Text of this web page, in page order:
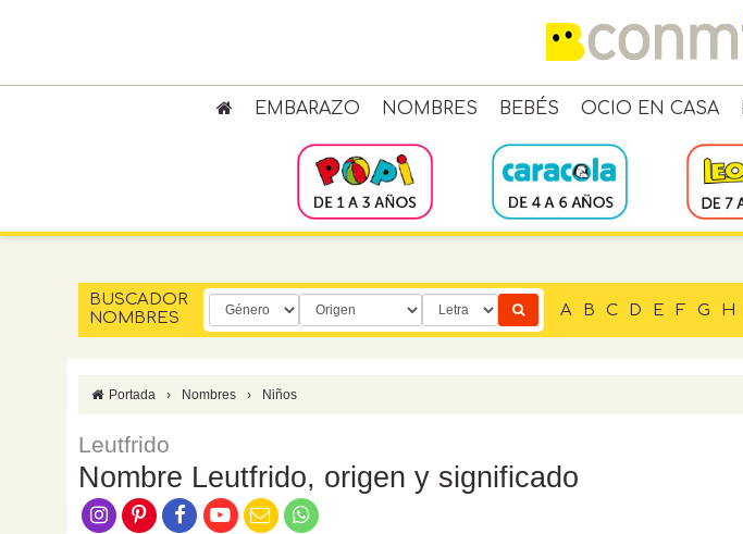
EMBARAZO NOMBRES BEBÉS OCIO EN CASA
BUSCADOR
NOMBRES
A B C D E F G H
Portada › Nombres › Niños
Leutfrido
Nombre Leutfrido, origen y significado